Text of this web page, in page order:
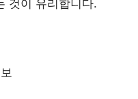
것이 유리합니다.